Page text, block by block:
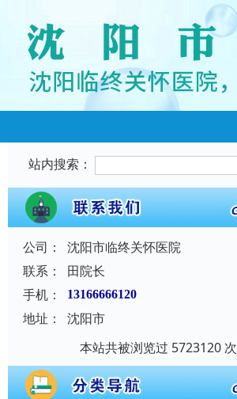
站内搜索：
公司：
沈阳市临终关怀医院
联系：
田院长
手机：
13166666120
地址：
沈阳市
本站共被浏览过 5723120 次